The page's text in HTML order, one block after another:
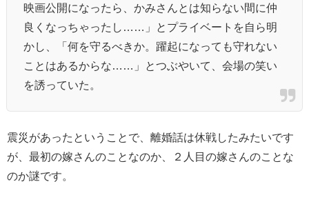
映画公開になったら、かみさんとは知らない間に仲
良くなっちゃったし……」とプライベートを自ら明
かし、「何を守るべきか。躍起になっても守れない
ことはあるからな……」とつぶやいて、会場の笑い
を誘っていた。
震災があったということで、離婚話は休戦したみたいです
が、最初の嫁さんのことなのか、２人目の嫁さんのことな
のか謎です。